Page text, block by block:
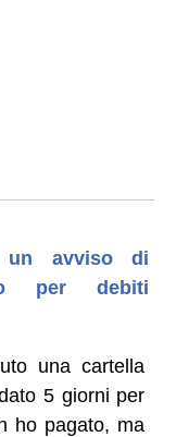
un avviso di
per debiti
una cartella
5 giorni per
ho pagato, ma